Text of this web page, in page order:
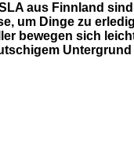
aus Finnland
um Dinge zu
bewegen sich